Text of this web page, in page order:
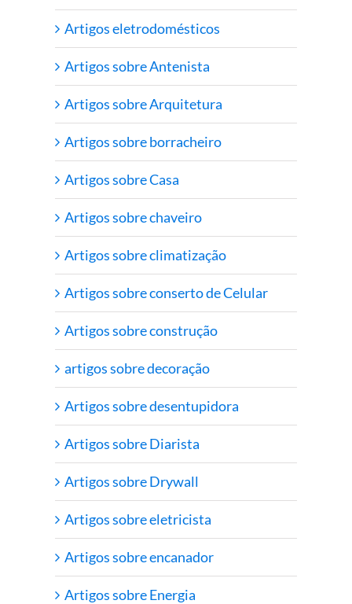
Artigos eletrodomésticos
Artigos sobre Antenista
Artigos sobre Arquitetura
Artigos sobre borracheiro
Artigos sobre Casa
Artigos sobre chaveiro
Artigos sobre climatização
Artigos sobre conserto de Celular
Artigos sobre construção
artigos sobre decoração
Artigos sobre desentupidora
Artigos sobre Diarista
Artigos sobre Drywall
Artigos sobre eletricista
Artigos sobre encanador
Artigos sobre Energia